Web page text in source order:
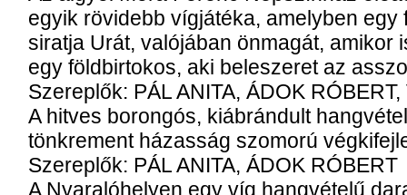
egyik rövidebb vígjátéka, amelyben egy
siratja Urát, valójában önmagát, amikor
egy földbirtokos, aki beleszeret az
Szereplők: PÁL ANITA, ÁDOK
A hitves borongós, kiábrándult
tönkrement házasság szomorú
Szereplők: PÁL ANITA, ÁDOK RÓBERT
A Nyaralóhelyen egy víg hangvételű